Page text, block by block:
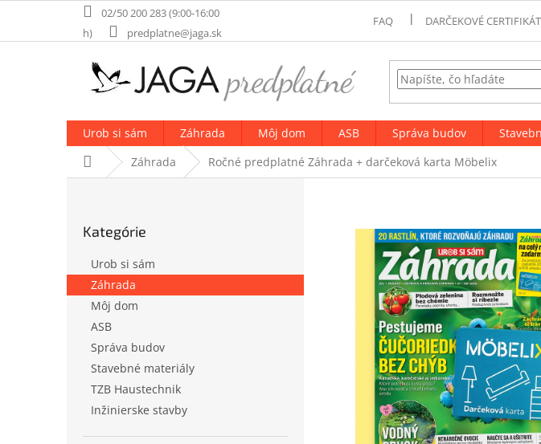
obsah
02/50 200 283 (9:00-16:00
h)
predplatne@jaga.sk
FAQ DARČEKOVÉ
Urob si sám Záhrada Môj dom ASB Správa budov
DomovZáhrada Ročné predplatné Záhrada + darčeková karta Möbelix
p
a
kategórie
Kategórie
Urob si sám
Záhrada
Môj dom
ASB
Správa budov
Stavebné materiály
TZB Haustechnik
Inžinierske stavby